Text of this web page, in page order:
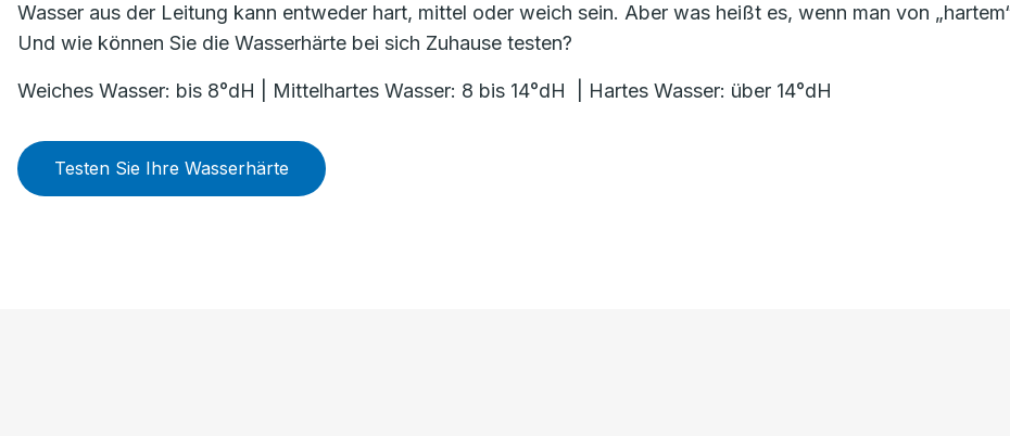
Wasser aus der Leitung kann entweder hart, mittel oder weich sein. Aber was heißt es, wenn man von
Und wie können Sie die Wasserhärte bei sich Zuhause testen?
Weiches Wasser: bis 8°dH | Mittelhartes Wasser: 8 bis 14°dH | Hartes Wasser: über 14°dH
Testen Sie Ihre Wasserhärte